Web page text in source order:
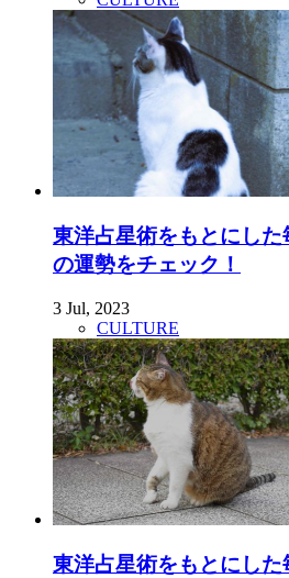
東洋占星術をもとにした
の運勢をチェック！
3 Jul, 2023
CULTURE
東洋占星術をもとにした